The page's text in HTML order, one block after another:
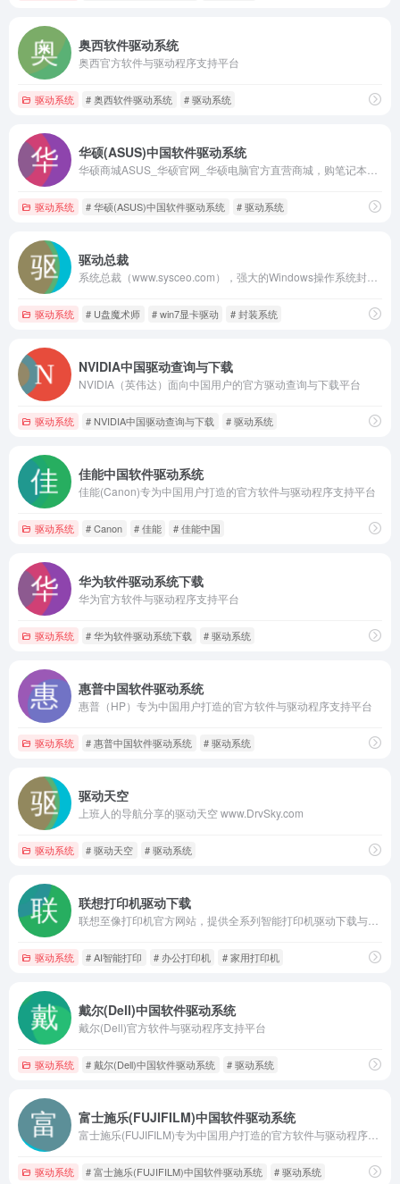
奥西软件驱动系统
奥西官方软件与驱动程序支持平台
驱动系统 # 奥西软件驱动系统 # 驱动系统
华硕(ASUS)中国软件驱动系统
驱动系统 # 华硕(ASUS)中国软件驱动系统 # 驱动系统
驱动总裁
驱动系统 # U盘魔术师 # win7显卡驱动 # 封装系统
NVIDIA中国驱动查询与下载
NVIDIA（英伟达）面向中国用户的官方驱动查询与下载平台
驱动系统 # NVIDIA中国驱动查询与下载 # 驱动系统
佳能中国软件驱动系统
佳能(Canon)专为中国用户打造的官方软件与驱动程序支持平台
驱动系统 # Canon # 佳能 # 佳能中国
华为软件驱动系统下载
华为官方软件与驱动程序支持平台
驱动系统 # 华为软件驱动系统下载 # 驱动系统
惠普中国软件驱动系统
惠普（HP）专为中国用户打造的官方软件与驱动程序支持平台
驱动系统 # 惠普中国软件驱动系统 # 驱动系统
驱动天空
上班人的导航分享的驱动天空 www.DrvSky.com
驱动系统 # 驱动天空 # 驱动系统
联想打印机驱动下载
驱动系统 # AI智能打印 # 办公打印机 # 家用打印机
戴尔(Dell)中国软件驱动系统
戴尔(Dell)官方软件与驱动程序支持平台
驱动系统 # 戴尔(Dell)中国软件驱动系统 # 驱动系统
富士施乐(FUJIFILM)中国软件驱动系统
驱动系统 # 富士施乐(FUJIFILM)中国软件驱动系统 # 驱动系统